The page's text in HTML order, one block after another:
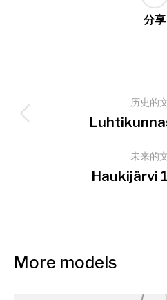
分享
目
历史的
上
个
项
未来的
下
Haukijärvi
More models